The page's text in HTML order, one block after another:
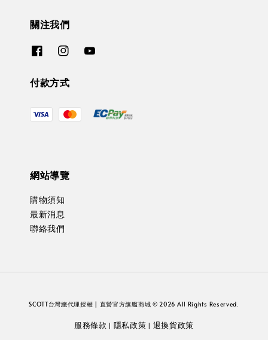
關注我們
付款方式
網站導覽
購物須知
最新消息
聯絡我們
SCOTT台灣總代理授權 | 直營官方旗艦商城 © 2026 All Rights Reserved.
服務條款 | 隱私政策 | 退換貨政策